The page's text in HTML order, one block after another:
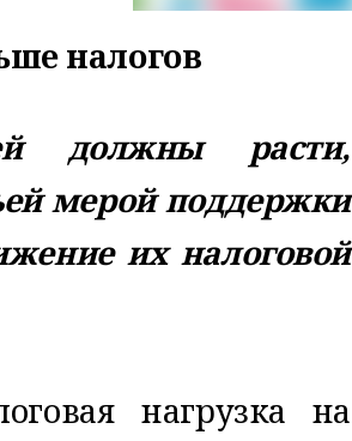
налогов
должны расти,
мерой поддержки
их налоговой
нагрузка на